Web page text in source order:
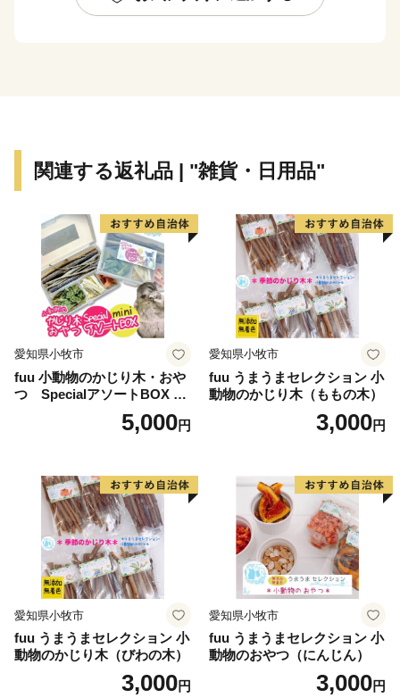
関連する返礼品 | "雑貨・日用品"
愛知県小牧市
fuu 小動物のかじり木・おや
つ SpecialアソートBOX mi
5,000円
愛知県小牧市
fuu うまうまセレクション 小
動物のかじり木（ももの木）
3,000円
愛知県小牧市
fuu うまうまセレクション 小
動物のかじり木（びわの木）
3,000円
愛知県小牧市
fuu うまうまセレクション 小
動物のおやつ（にんじん）
3,000円